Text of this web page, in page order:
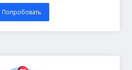
Попробовать